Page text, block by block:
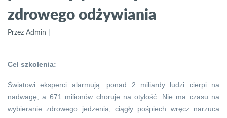
zdrowego odżywiania
Przez Admin
Cel szkolenia:
Światowi eksperci alarmują: ponad 2 miliardy ludzi cierpi na
nadwagę, a 671 milionów choruje na otyłość. Nie ma czasu na
wybieranie zdrowego jedzenia, ciągły pośpiech wręcz narzuca